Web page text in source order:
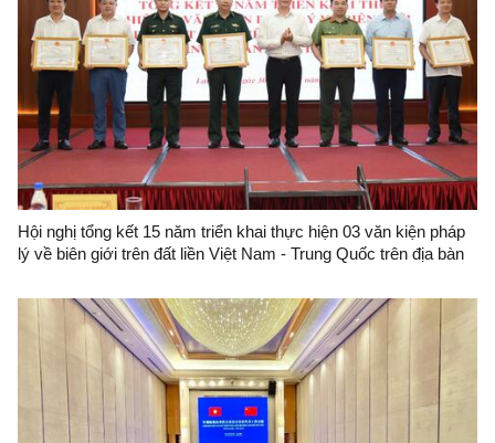
Hội nghị tổng kết 15 năm triển khai thực hiện 03 văn kiện pháp
lý về biên giới trên đất liền Việt Nam - Trung Quốc trên địa bàn